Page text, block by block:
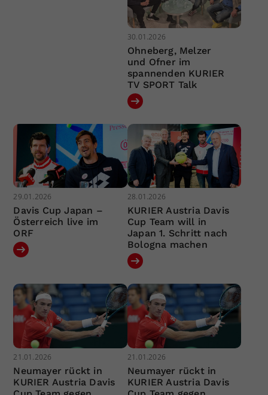
30.01.2026
Ohneberg, Melzer
und Ofner im
spannenden KURIER
TV SPORT Talk
29.01.2026
Davis Cup Japan –
Österreich live im
ORF
28.01.2026
KURIER Austria Davis
Cup Team will in
Japan 1. Schritt nach
Bologna machen
21.01.2026
Neumayer rückt in
KURIER Austria Davis
21.01.2026
Neumayer rückt in
KURIER Austria Davis